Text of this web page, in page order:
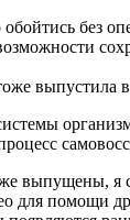
без
выпустила
выпущены, я
для помощи